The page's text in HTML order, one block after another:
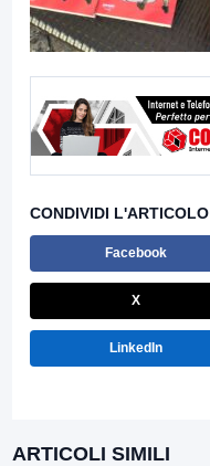
CONDIVIDI L'ARTICOLO
Facebook
X
LinkedIn
ARTICOLI SIMILI